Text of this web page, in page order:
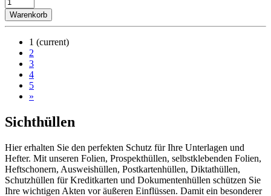
Warenkorb
1 (current)
2
3
4
5
»
Sichthüllen
Hier erhalten Sie den perfekten Schutz für Ihre Unterlagen und
Hefter. Mit unseren Folien, Prospekthüllen, selbstklebenden Folien,
Heftschonern, Ausweishüllen, Postkartenhüllen, Diktathüllen,
Schutzhüllen für Kreditkarten und Dokumentenhüllen schützen Sie
Ihre wichtigen Akten vor äußeren Einflüssen. Damit ein besonderer